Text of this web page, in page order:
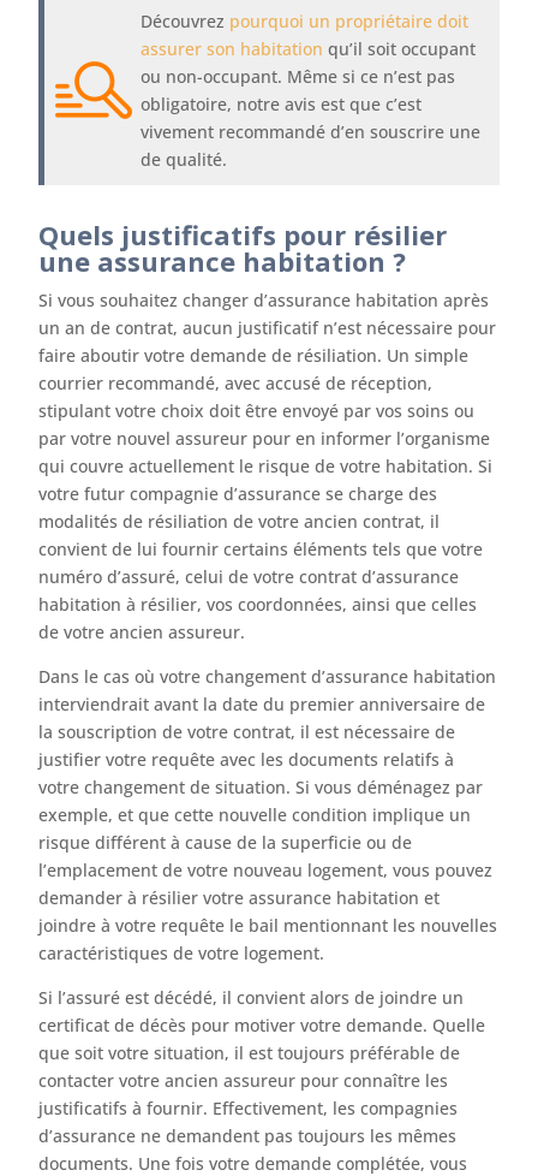
Découvrez pourquoi un propriétaire doit
assurer son habitation qu’il soit occupant
ou non-occupant. Même si ce n’est pas
obligatoire, notre avis est que c’est
vivement recommandé d’en souscrire une
de qualité.
Quels justificatifs pour résilier
une assurance habitation ?
Si vous souhaitez changer d’assurance habitation après
un an de contrat, aucun justificatif n’est nécessaire pour
faire aboutir votre demande de résiliation. Un simple
courrier recommandé, avec accusé de réception,
stipulant votre choix doit être envoyé par vos soins ou
par votre nouvel assureur pour en informer l’organisme
qui couvre actuellement le risque de votre habitation. Si
votre futur compagnie d’assurance se charge des
modalités de résiliation de votre ancien contrat, il
convient de lui fournir certains éléments tels que votre
numéro d’assuré, celui de votre contrat d’assurance
habitation à résilier, vos coordonnées, ainsi que celles
de votre ancien assureur.
Dans le cas où votre changement d’assurance habitation
interviendrait avant la date du premier anniversaire de
la souscription de votre contrat, il est nécessaire de
justifier votre requête avec les documents relatifs à
votre changement de situation. Si vous déménagez par
exemple, et que cette nouvelle condition implique un
risque différent à cause de la superficie ou de
l’emplacement de votre nouveau logement, vous pouvez
demander à résilier votre assurance habitation et
joindre à votre requête le bail mentionnant les nouvelles
caractéristiques de votre logement.
Si l’assuré est décédé, il convient alors de joindre un
certificat de décès pour motiver votre demande. Quelle
que soit votre situation, il est toujours préférable de
contacter votre ancien assureur pour connaître les
justificatifs à fournir. Effectivement, les compagnies
d’assurance ne demandent pas toujours les mêmes
documents. Une fois votre demande complétée, vous